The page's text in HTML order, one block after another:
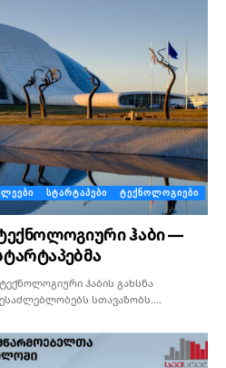
ᲡᲢᲐᲠᲢᲐᲞᲔᲑᲘ
ᲢᲔᲥᲜᲝᲚᲝᲒᲘᲔᲑᲘ
ჰაბი —
ჰაბის გახსნა
სთავაზობს.…